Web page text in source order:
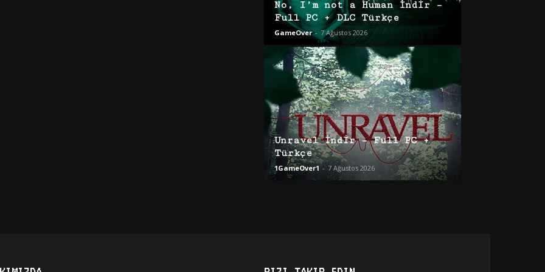
No, I’m not a Human İndir –
Full PC + DLC Türkçe
GameOver - 7 Ağustos 2026
Unravel İndir – Full PC +
Türkçe
1GameOver1 - 7 Ağustos 2026